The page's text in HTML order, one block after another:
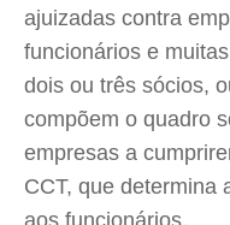
ajuizadas contra
funcionários e
dois ou três sócios,
compõem o quadro
empresas a
CCT, que determina
aos funcionários.